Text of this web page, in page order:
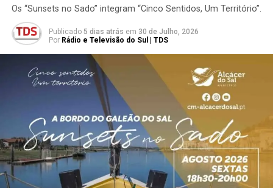
Os “Sunsets no Sado” integram “Cinco Sentidos, Um Território”.
Publicado 5 dias atrás em 30 de Julho, 2026
Por Rádio e Televisão do Sul | TDS